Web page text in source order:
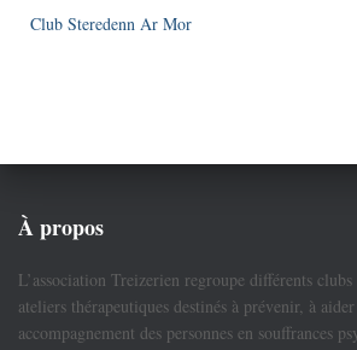
Club Steredenn Ar Mor
À propos
L’association Treizerien regroupe différents
ateliers thérapeutiques destinés à prévenir, à
accompagnement des personnes en souffrances